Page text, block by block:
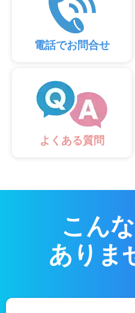
電話でお問合せ
よくある質問
こん
ありま